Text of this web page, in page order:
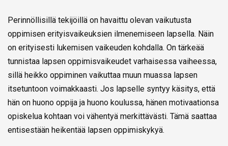
Perinnöllisillä tekijöillä on havaittu olevan vaikutusta
oppimisen erityisvaikeuksien ilmenemiseen lapsella. Näin
on erityisesti lukemisen vaikeuden kohdalla. On tärkeää
tunnistaa lapsen oppimisvaikeudet varhaisessa vaiheessa,
sillä heikko oppiminen vaikuttaa muun muassa lapsen
itsetuntoon voimakkaasti. Jos lapselle syntyy käsitys, että
hän on huono oppija ja huono koulussa, hänen motivaationsa
opiskelua kohtaan voi vähentyä merkittävästi. Tämä saattaa
entisestään heikentää lapsen oppimiskykyä.